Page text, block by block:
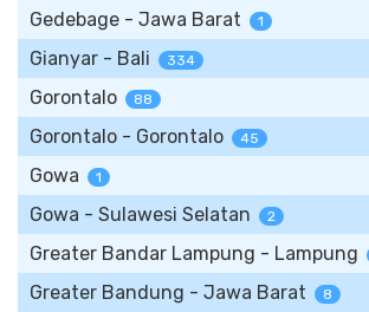
Gedebage - Jawa Barat 1
Gianyar - Bali 334
Gorontalo 88
Gorontalo - Gorontalo 45
Gowa 1
Gowa - Sulawesi Selatan 2
Greater Bandar Lampung - Lampung
Greater Bandung - Jawa Barat 8